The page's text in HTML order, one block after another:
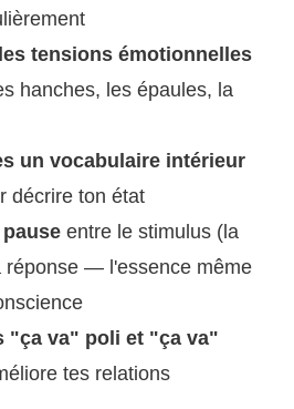
tensions émotionnelles
hanches, les épaules, la
un vocabulaire intérieur
décrire ton état
entre le stimulus (la
réponse — l'essence même
"ça va" poli et "ça va"
tes relations